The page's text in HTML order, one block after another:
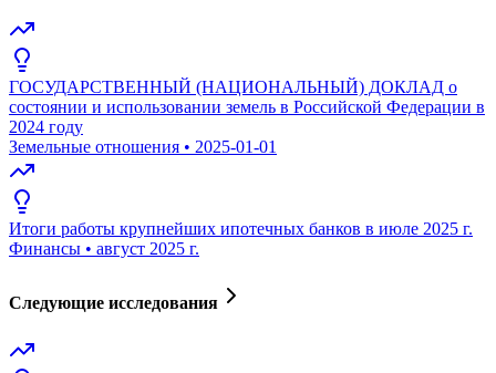
ГОСУДАРСТВЕННЫЙ (НАЦИОНАЛЬНЫЙ) ДОКЛАД о
состоянии и использовании земель в Российской Федерации в
2024 году
Земельные отношения • 2025-01-01
Итоги работы крупнейших ипотечных банков в июле 2025 г.
Финансы • август 2025 г.
Следующие исследования